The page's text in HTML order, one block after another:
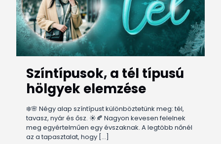
Színtípusok, a tél típusú
hölgyek elemzése
❄️🌸 Négy alap színtípust különböztetünk meg: tél,
tavasz, nyár és ősz. ☀️🍂 Nagyon kevesen felelnek
meg egyértelműen egy évszaknak. A legtöbb nőnél
az a tapasztalat, hogy […]